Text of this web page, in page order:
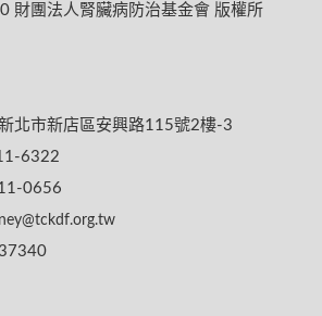
財團法人腎臟病防治基金會 版權所
北市新店區安興路115號2樓-3
6322
0656